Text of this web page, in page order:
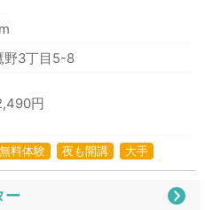
野3丁目5-8
円
無料体験 夜も開講 大手
ー